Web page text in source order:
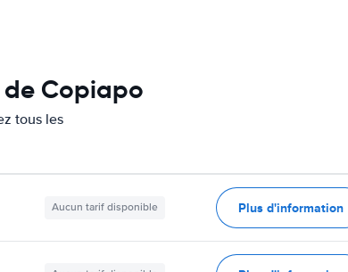
Copiapo
tous les
Aucun tarif disponible Plus d'information